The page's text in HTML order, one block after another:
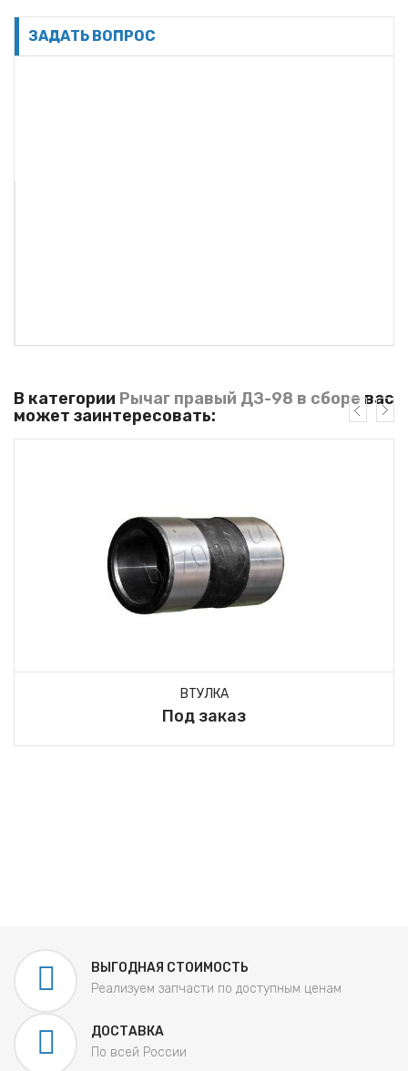
ЗАДАТЬ ВОПРОС
В категории Рычаг правый ДЗ-98 в сборевас
может заинтересовать:
ВТУЛКА
Под заказ
ВЫГОДНАЯ СТОИМОСТЬ
Реализуем запчасти по доступным ценам
ДОСТАВКА
По всей России